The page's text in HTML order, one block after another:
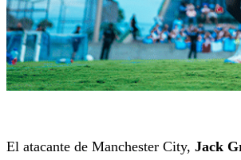
El atacante de Manchester City, Jack